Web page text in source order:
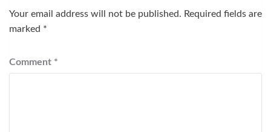
Your email address will not be published. Required fields are
marked *
Comment *